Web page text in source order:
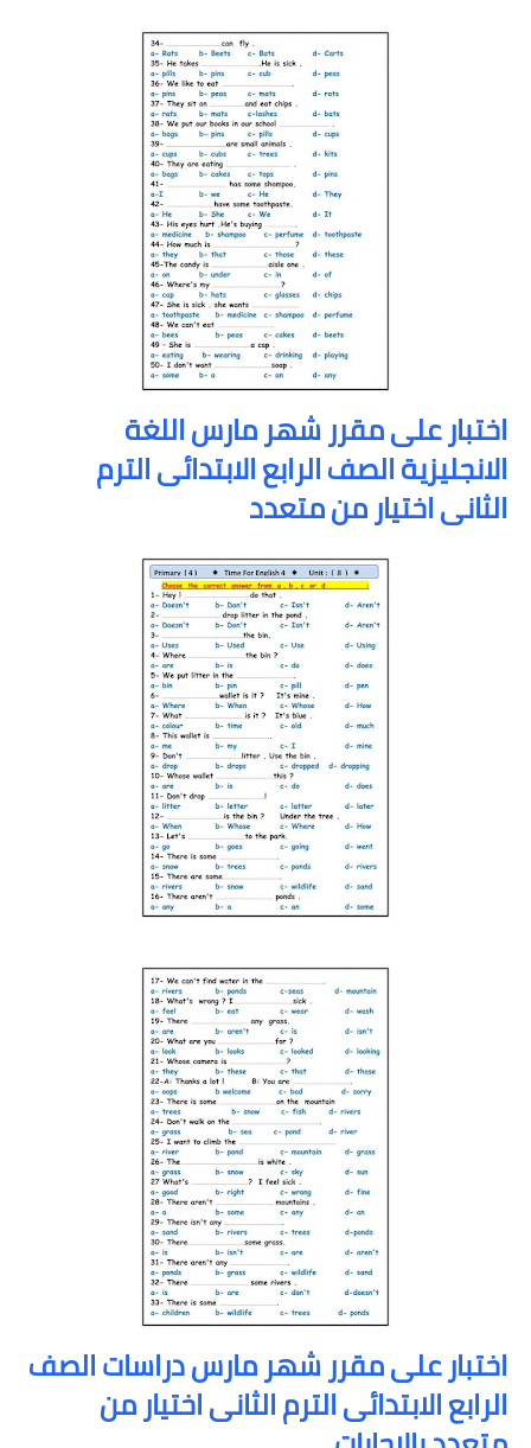
اختبار على مقرر شهر مارس اللغة
الانجليزية الصف الرابع الابتدائى الترم
الثانى اختيار من متعدد
اختبار على مقرر شهر مارس دراسات الصف
الرابع الابتدائى الترم الثانى اختيار من